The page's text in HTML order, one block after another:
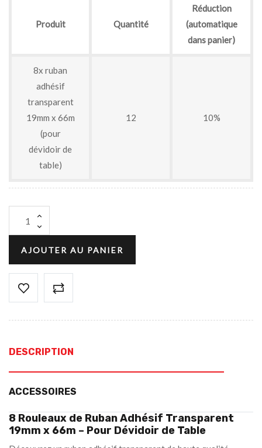
Produit Quantité
Réduction
(automatique
dans panier)
8x ruban
adhésif
transparent
19mm x 66m
(pour
dévidoir de
table)
12 10%
AJOUTER AU PANIER
DESCRIPTION
ACCESSOIRES
8 Rouleaux de Ruban Adhésif Transparent
19mm x 66m – Pour Dévidoir de Table